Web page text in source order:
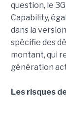
question, le
Capability,
dans la
spécifie des
montant, qui
génération
Les risques